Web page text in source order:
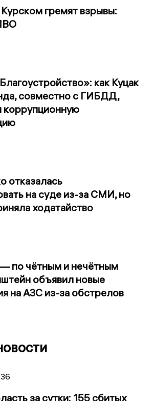
гремят взрывы:
как Куцак
совместно с ГИБДД,
коррупционную
отказалась
на суде из-за СМИ, но
ходатайство
по чётным и нечётным
объявил новые
на АЗС из-за обстрелов
за сутки: 155 сбитых